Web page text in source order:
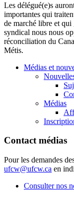
Les délégué(e)s
importantes qui
de marché libre et qui
syndical nous nous
réconciliation du
Métis.
Médias et
Médias
Contact médias
Pour les demandes
ufcw@ufcw.ca en
Consulter nos